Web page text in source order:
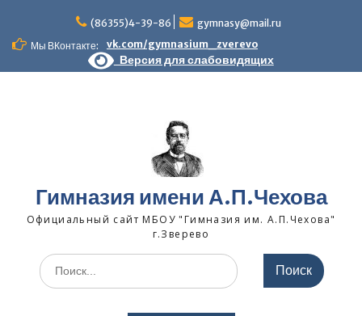
content
(86355)4-39-86
gymnasy@mail.ru
Мы ВКонтакте:
vk.com/gymnasium_zverevo
Версия для слабовидящих
Гимназия имени А.П.Чехова
Официальный сайт МБОУ "Гимназия им. А.П.Чехова"
г.Зверево
Search
for: